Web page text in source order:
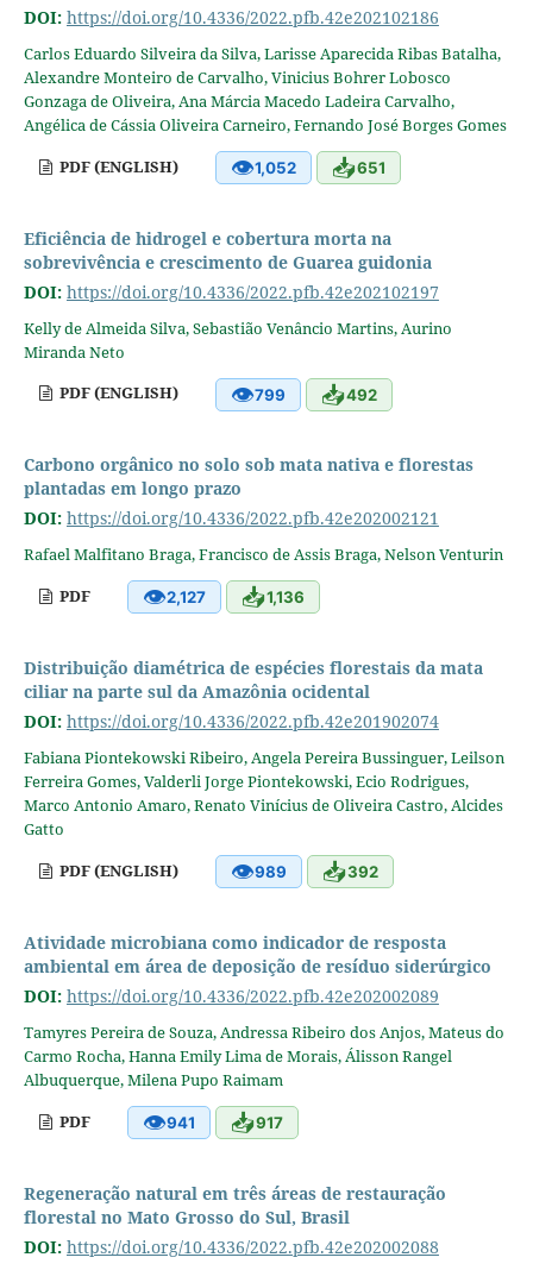
DOI: https://doi.org/10.4336/2022.pfb.42e202102186
Carlos Eduardo Silveira da Silva, Larisse Aparecida Ribas Batalha,
Alexandre Monteiro de Carvalho, Vinicius Bohrer Lobosco
Gonzaga de Oliveira, Ana Márcia Macedo Ladeira Carvalho,
Angélica de Cássia Oliveira Carneiro, Fernando José Borges Gomes
PDF (ENGLISH)
👁1,052 📥651
Eficiência de hidrogel e cobertura morta na
sobrevivência e crescimento de Guarea guidonia
DOI: https://doi.org/10.4336/2022.pfb.42e202102197
Kelly de Almeida Silva, Sebastião Venâncio Martins, Aurino
Miranda Neto
PDF (ENGLISH)
👁799 📥492
Carbono orgânico no solo sob mata nativa e florestas
plantadas em longo prazo
DOI: https://doi.org/10.4336/2022.pfb.42e202002121
Rafael Malfitano Braga, Francisco de Assis Braga, Nelson Venturin
PDF
👁2,127 📥1,136
Distribuição diamétrica de espécies florestais da mata
ciliar na parte sul da Amazônia ocidental
DOI: https://doi.org/10.4336/2022.pfb.42e201902074
Fabiana Piontekowski Ribeiro, Angela Pereira Bussinguer, Leilson
Ferreira Gomes, Valderli Jorge Piontekowski, Ecio Rodrigues,
Marco Antonio Amaro, Renato Vinícius de Oliveira Castro, Alcides
Gatto
PDF (ENGLISH)
👁989 📥392
Atividade microbiana como indicador de resposta
ambiental em área de deposição de resíduo siderúrgico
DOI: https://doi.org/10.4336/2022.pfb.42e202002089
Tamyres Pereira de Souza, Andressa Ribeiro dos Anjos, Mateus do
Carmo Rocha, Hanna Emily Lima de Morais, Álisson Rangel
Albuquerque, Milena Pupo Raimam
PDF
👁941 📥917
Regeneração natural em três áreas de restauração
florestal no Mato Grosso do Sul, Brasil
DOI: https://doi.org/10.4336/2022.pfb.42e202002088